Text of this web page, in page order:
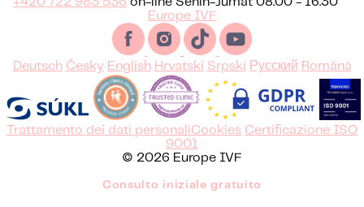
Europe IVF
Deutsch Česky English Hrvatski Srpski Русский Română
Trattamento dei dati personaliCookies Certificazione ISO
9001
© 2026 Europe IVF
Consulto iniziale gratuito